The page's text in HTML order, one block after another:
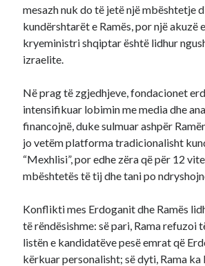
mesazh nuk do të jetë një mbështetje
kundërshtarët e Ramës, por një akuzë
kryeministri shqiptar është lidhur
izraelite.
Në prag të zgjedhjeve, fondacionet
intensifikuar lobimin me media dhe
financojnë, duke sulmuar ashpër
jo vetëm platforma tradicionalisht
“Mexhlisi”, por edhe zëra që për 12
mbështetës të tij dhe tani po
Konflikti mes Erdoganit dhe Ramës
të rëndësishme: së pari, Rama refuzoi
listën e kandidatëve pesë emrat që
kërkuar personalisht; së dyti, Rama